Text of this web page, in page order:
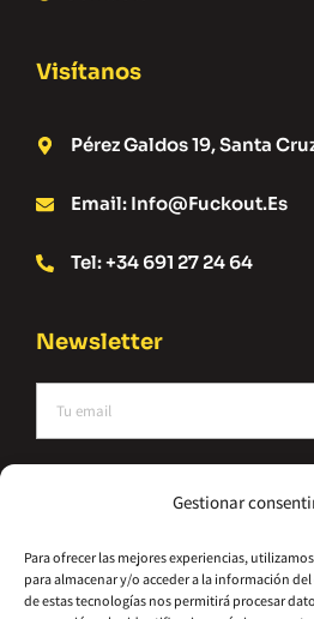
Gestionar
Para ofrecer las mejores experiencias,
para almacenar y/o acceder a la información
de estas tecnologías nos permitirá procesar
Visítanos
Pérez Galdos 19, Santa
Email: Info@fuckout.es
Tel: +34 691 27 24 64
Newsletter
Alternative: